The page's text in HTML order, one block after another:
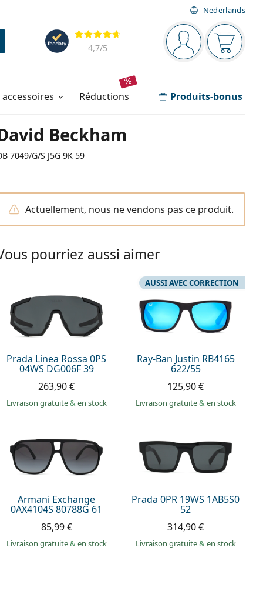
Nederlands
Barre de navigation
Vous êtesVotre
Évaluation
4,7/5
réductions Produits-bonus
Beckham
7049/G/S J5G 9K 59
Actuellement, nous ne vendons pas ce produit.
pourriez aussi aimer
Prada Linea Rossa 0PS
04WS DG006F 39
263,90 €
Livraison gratuite& en stock
Ray-Ban Justin RB4165
622/55
AUSSI AVEC CORRECTION
125,90 €
Livraison gratuite& en stock
Armani Exchange
0AX4104S 80788G 61
85,99 €
Livraison gratuite& en stock
Prada 0PR 19WS 1AB5S0
52
314,90 €
Livraison gratuite& en stock